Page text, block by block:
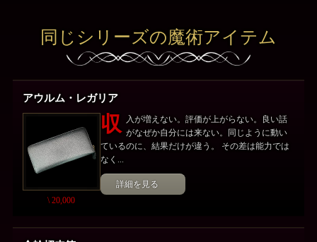
同じシリーズの魔術アイテム
アウルム・レガリア
\ 20,000
収
入が増えない。評価が上がらない。良い話
がなぜか自分には来ない。同じように動い
ているのに、結果だけが違う。 その差は能力では
なく...
詳細を見る